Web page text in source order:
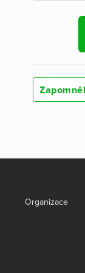
Organizace